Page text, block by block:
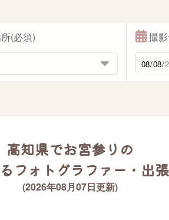
(必須) 撮影
高知県でお宮参りの
フォトグラファー・出
(2026年08月07日更新)